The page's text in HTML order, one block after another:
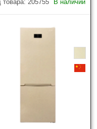
товара: 205755
В наличии